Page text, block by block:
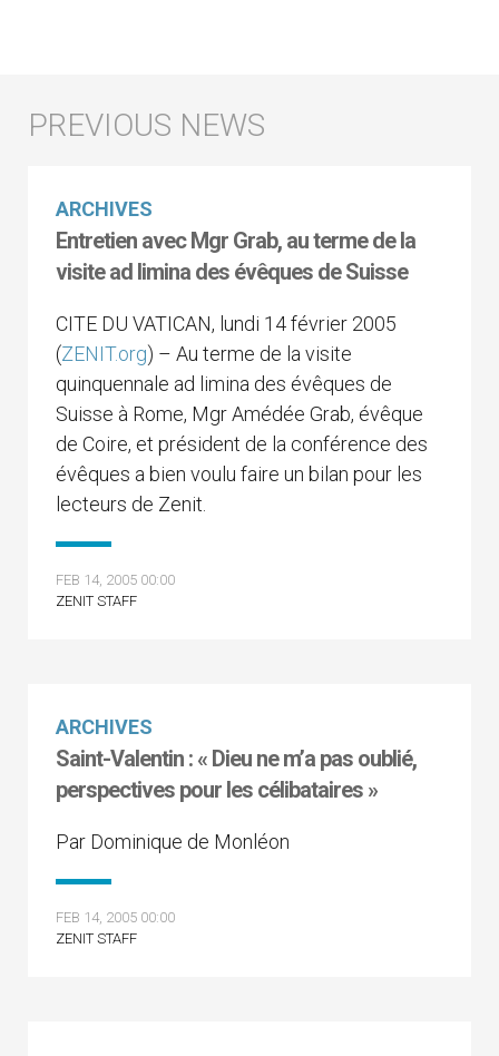
ARCHIVES
Entretien avec Mgr Grab, au terme de la
visite ad limina des évêques de Suisse
CITE DU VATICAN, lundi 14 février 2005
(ZENIT.org) – Au terme de la visite
quinquennale ad limina des évêques de
Suisse à Rome, Mgr Amédée Grab, évêque
de Coire, et président de la conférence des
évêques a bien voulu faire un bilan pour les
lecteurs de Zenit.
FEB 14, 2005 00:00
ZENIT STAFF
ARCHIVES
Saint-Valentin : « Dieu ne m’a pas oublié,
perspectives pour les célibataires »
Par Dominique de Monléon
FEB 14, 2005 00:00
ZENIT STAFF